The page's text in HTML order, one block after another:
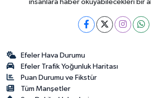
insanlara haber okuyabilecekleri bir
Efeler Hava Durumu
Efeler Trafik Yoğunluk Haritası
Puan Durumu ve Fikstür
Tüm Manşetler